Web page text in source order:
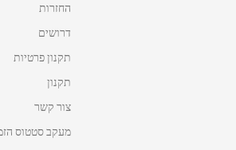
החזרות
דרושים
תקנון פרטיות
תקנון
צור קשר
מעקב סטטוס